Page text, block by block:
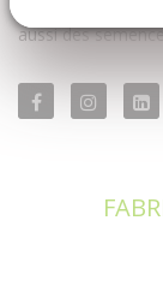
semences
aussi des